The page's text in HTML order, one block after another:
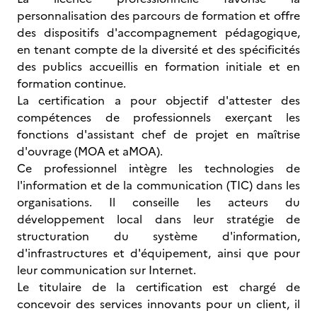
personnalisation des parcours de formation et offre
des dispositifs d'accompagnement pédagogique,
en tenant compte de la diversité et des spécificités
des publics accueillis en formation initiale et en
formation continue.
La certification a pour objectif d'attester des
compétences de professionnels exerçant les
fonctions d'assistant chef de projet en maîtrise
d'ouvrage (MOA et aMOA).
Ce professionnel intègre les technologies de
l'information et de la communication (TIC) dans les
organisations. Il conseille les acteurs du
développement local dans leur stratégie de
structuration du système d'information,
d'infrastructures et d'équipement, ainsi que pour
leur communication sur Internet.
Le titulaire de la certification est chargé de
concevoir des services innovants pour un client, il